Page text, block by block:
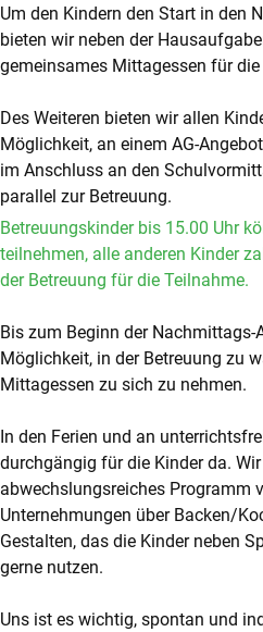
Um den Kindern den Start in den
bieten wir neben der
gemeinsames Mittagessen für
Des Weiteren bieten wir allen
Möglichkeit, an einem AG-
im Anschluss an den
parallel zur Betreuung.
Betreuungskinder bis 15.00 Uhr
teilnehmen, alle anderen Kinder
der Betreuung für die Teilnahme.
Bis zum Beginn der Nachmittags-
Möglichkeit, in der Betreuung zu
Mittagessen zu sich zu nehmen.
In den Ferien und an
durchgängig für die Kinder da.
abwechslungsreiches Programm
Unternehmungen über Backen/
Gestalten, das die Kinder neben
gerne nutzen.
Uns ist es wichtig, spontan und